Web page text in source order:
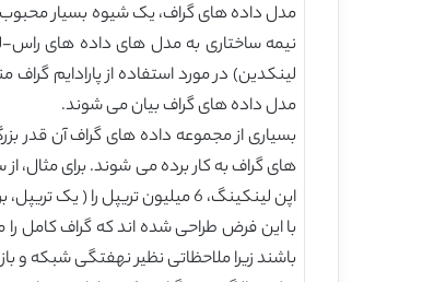
مدل داده های گراف بیان می شوند.
بسیاری از مجموعه داده های گراف آن قدر
با این فرض طراحی شده اند که گراف کامل را
باشند زیرا ملاحظاتی نظیر نهفتگی شبکه و